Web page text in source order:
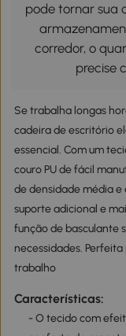
pode tornar sua
corredor, o
precise
Se trabalha longas
cadeira de escritório
essencial. Com um
couro PU de fácil
de densidade média e
suporte adicional e
função de basculante
necessidades.
trabalho
Características:
- O tecido com